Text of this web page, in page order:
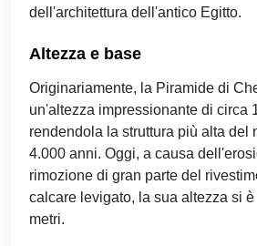
dell'architettura dell'antico Egitto.
Altezza e base
Originariamente, la Piramide di
un'altezza impressionante di circa
rendendola la struttura più alta del
4.000 anni. Oggi, a causa
rimozione di gran parte del
calcare levigato, la sua altezza si
metri.